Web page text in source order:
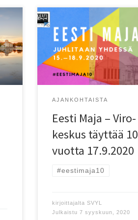
ja
#eestimaja10
AJANKOHTAISTA
Eesti Maja – Viro-
keskus täyttää 10
vuotta 17.9.2020
#eestimaja10
kirjoittajaltaSVYL
Julkaistu7 syyskuun, 2020